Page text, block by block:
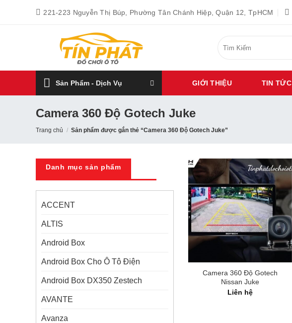
221-223 Nguyễn Thị Búp, Phường Tân Chánh Hiệp, Quận 12, TpHCM
kiếm:
Sản Phẩm - Dịch Vụ GIỚI THIỆU TIN TỨC
Camera 360 Độ Gotech Juke
Trang chủ / Sản phẩm được gắn thẻ “Camera 360 Độ Gotech Juke”
Danh mục sản phẩm
ACCENT
ALTIS
Android Box
Android Box Cho Ô Tô Điện
Android Box DX350 Zestech
AVANTE
Avanza
Camera 360 Độ Gotech
Nissan Juke
Liên hệ